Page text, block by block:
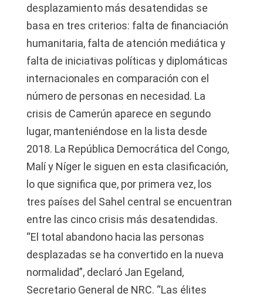
desplazamiento más desatendidas se
basa en tres criterios: falta de financiación
humanitaria, falta de atención mediática y
falta de iniciativas políticas y diplomáticas
internacionales en comparación con el
número de personas en necesidad. La
crisis de Camerún aparece en segundo
lugar, manteniéndose en la lista desde
2018. La República Democrática del Congo,
Malí y Níger le siguen en esta clasificación,
lo que significa que, por primera vez, los
tres países del Sahel central se encuentran
entre las cinco crisis más desatendidas.
“El total abandono hacia las personas
desplazadas se ha convertido en la nueva
normalidad”, declaró Jan Egeland,
Secretario General de NRC. “Las élites